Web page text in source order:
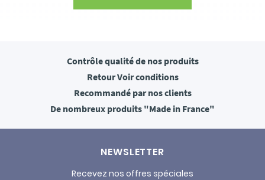
Contrôle qualitéde nos produits
RetourVoir conditions
Recommandépar nos clients
De nombreux produits "Made in France"
NEWSLETTER
Recevez nos offres spéciales